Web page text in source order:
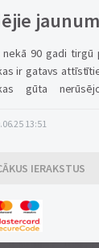
ir gatavs
gūta
izpēti un
13:51
IERAKSTUS